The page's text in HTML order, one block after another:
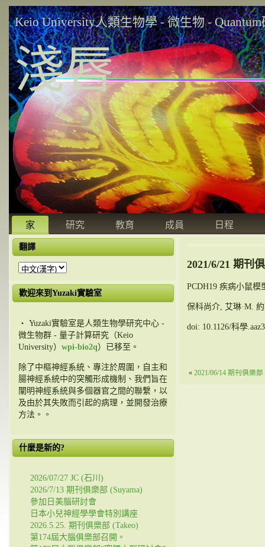
Keio University人類生物學 - 微生物 -
淺唇
家 研究 教育 成員 日程
翻譯
歡迎來到Yuzaki實驗室
・ Yuzaki實驗室是人類生物學研究中心 -
微生物群 - 量子計算研究（Keio
University） wpi-bio2q）已移至。
除了中樞神經系統、專注於周圍，自主和
腸神經系統中的突觸形成機制、我們旨在
闡明神經系統與多個器官之間的聯繫，以
及由於其失敗而引起的病理，並開發治療
方法。。
什麼是新的?
2026/07/27 JC (石川)
2026/7/13 期刊俱樂部 (Suyama)
參加日美腦研討會
日本小兒神經學學會特別講座
2026.5.25. 期刊俱樂部 (Takeo)
第174屆大腦俱樂部召開。
2021/6/21 期刊
PCDH19 疾病小鼠
保科尚介, 艾琳·M.
doi: 10.1126/科學
« 2021/06/14 期刊俱樂部